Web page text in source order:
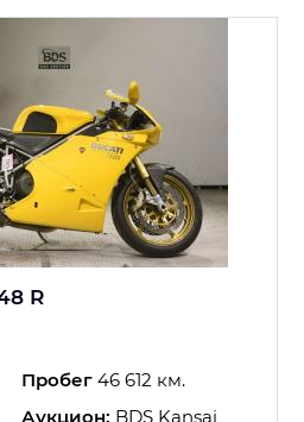
R
Пробег 46 612 км.
Аукцион: BDS Kansai